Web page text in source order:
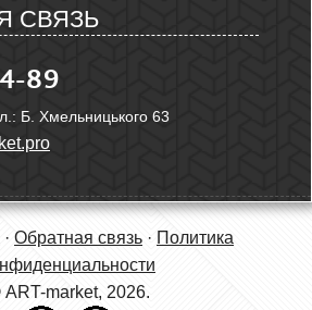
СВЯЗЬ
89
Б. Хмельницького 63
· Обратная связь · Политика
market, 2026.